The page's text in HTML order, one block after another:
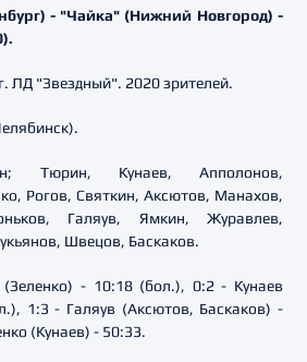
- "Чайка" (Нижний Новгород) -
ЛД "Звездный". 2020 зрителей.
Тюрин, Кунаев, Апполонов,
Рогов, Святкин, Аксютов, Манахов,
Галяув, Ямкин, Журавлев,
Швецов, Баскаков.
- 10:18 (бол.), 0:2 - Кунаев
1:3 - Галяув (Аксютов, Баскаков) -
(Кунаев) - 50:33.